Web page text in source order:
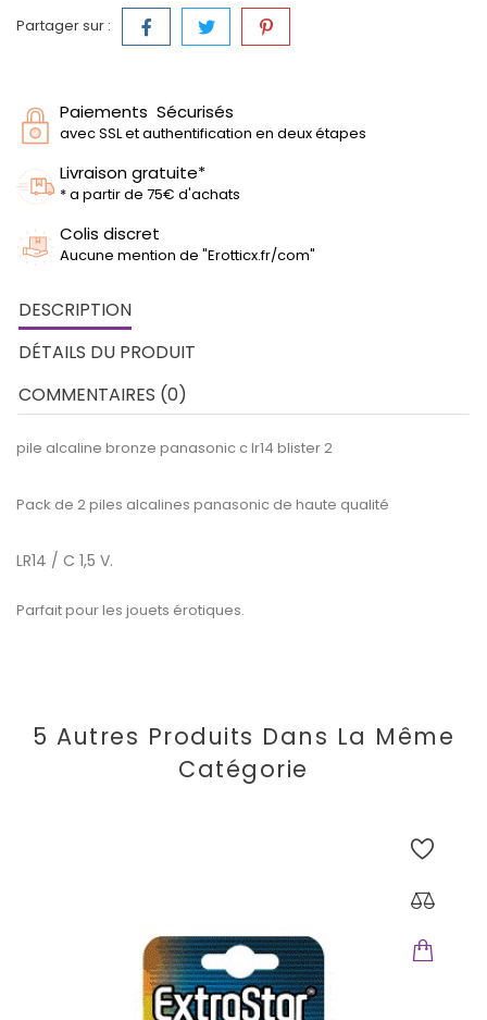
Partager sur :
Paiements Sécurisés
avec SSL et authentification en deux étapes
Livraison gratuite*
* a partir de 75€ d'achats
Colis discret
Aucune mention de "Erotticx.fr/com"
DESCRIPTION
DÉTAILS DU PRODUIT
COMMENTAIRES (0)
pile alcaline bronze panasonic c lr14 blister 2
Pack de 2 piles alcalines panasonic de haute qualité
LR14 / C 1,5 V.
Parfait pour les jouets érotiques.
5 Autres Produits Dans La Même
Catégorie